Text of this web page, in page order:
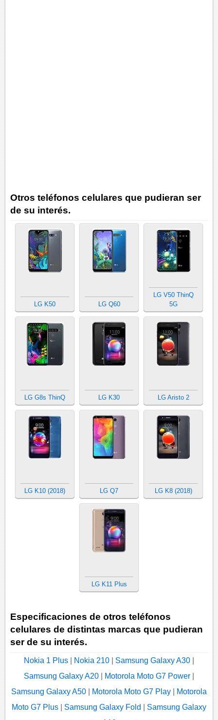
Otros teléfonos celulares que pudieran ser
de su interés.
LG K50 LG Q60
LG V50 ThinQ
5G
LG G8s ThinQ LG K30 LG Aristo 2
LG K10 (2018) LG Q7 LG K8 (2018)
LG K11 Plus
Especificaciones de otros teléfonos
celulares de distintas marcas que pudieran
ser de su interés.
Nokia 1 Plus Nokia 210 Samsung Galaxy A30
Samsung Galaxy A20
Motorola Moto G7 Power
Samsung Galaxy A50
Motorola Moto G7 Play
Motorola
Moto G7 Plus
Samsung Galaxy Fold
Samsung Galaxy